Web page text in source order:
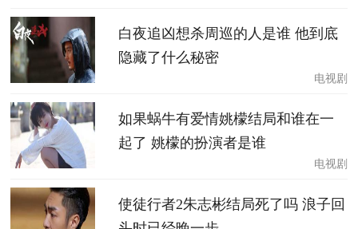
白夜追凶想杀周巡的人是谁 他到底
隐藏了什么秘密
电视剧
如果蜗牛有爱情姚檬结局和谁在一
起了 姚檬的扮演者是谁
电视剧
使徒行者2朱志彬结局死了吗 浪子回